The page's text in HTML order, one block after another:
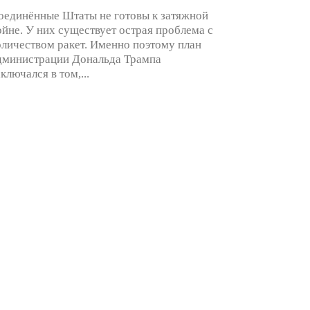
Штаты не готовы к затяжной
У них существует острая проблема с
ракет. Именно поэтому план
Дональда Трампа
в том,...